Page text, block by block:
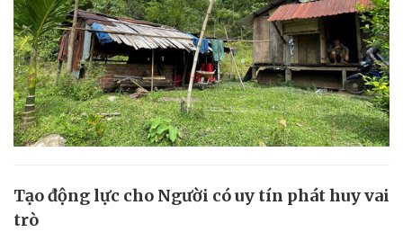
Tạo động lực cho Người có uy tín phát huy vai
trò